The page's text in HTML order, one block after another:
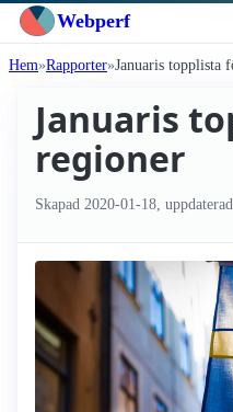
Webperf
Hem Rapporter Januaris topplista
Januaris
regioner
Skapad 2020-01-18 , uppdaterad